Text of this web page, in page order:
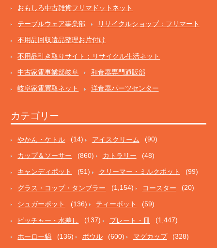
おもしろ中古雑貨フリマドットネット
テーブルウェア事業部 リサイクルショップ：フリマート
不用品回収遺品整理お片付け
不用品引き取りサイト：リサイクル生活ネット
中古家電事業部岐阜 和食器専門通販部
岐阜家電買取ネット 洋食器パーツセンター
カテゴリー
やかん・ケトル (14) アイスクリーム (90)
カップ＆ソーサー (860) カトラリー (48)
キャンディポット (51) クリーマー・ミルクポット (99)
グラス・コップ・タンブラー (1,154) コースター (20)
シュガーポット (136) ティーポット (59)
ピッチャー・水差し (137) プレート・皿 (1,447)
ホーロー鍋 (136) ボウル (600) マグカップ (328)